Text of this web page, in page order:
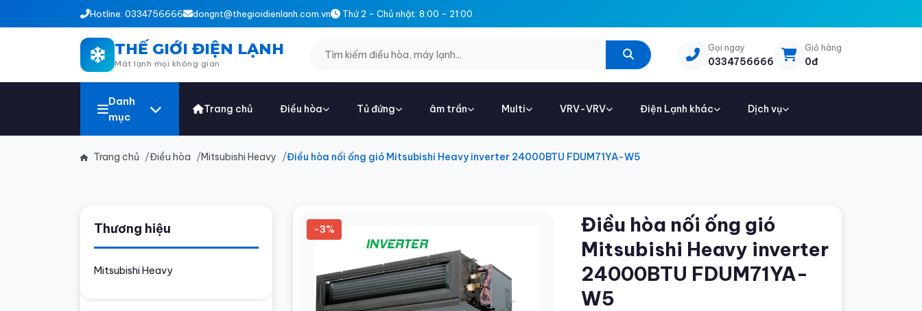
Hotline: 0334756666 dongnt@thegioidienlanh.com.vn Thứ 2 - Chủ nhật: 8:00 - 21:00
THẾ GIỚI ĐIỆN LẠNH
Mát lạnh mọi không gian
Gọi ngay
0334756666
Giỏ hàng
0đ
Danh
mục
Trang chủ Điều hòa Tủ đứng âm trần Multi VRV-VRV Điện Lạnh khác Dịch vụ
Trang chủ Điều hòa Mitsubishi Heavy Điều hòa nối ống gió Mitsubishi Heavy inverter 24000BTU FDUM71YA-W5
Thương hiệu
Mitsubishi Heavy
-3%
Điều hòa nối ống gió
Mitsubishi Heavy inverter
24000BTU FDUM71YA-
W5